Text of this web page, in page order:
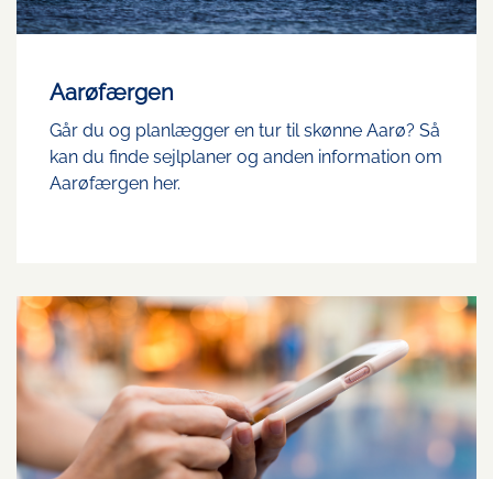
Aarøfærgen
Går du og planlægger en tur til skønne Aarø? Så
kan du finde sejlplaner og anden information om
Aarøfærgen her.